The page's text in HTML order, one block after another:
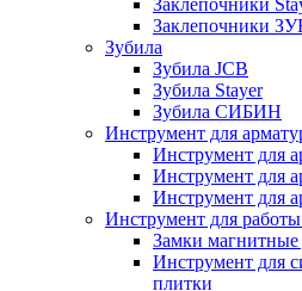
Заклепочники
Заклепочники
Зубила
Зубила JCB
Зубила Stayer
Зубила СИБИН
Инструмент для
Инструмент для
Инструмент для
Инструмент для
Инструмент для
Замки магнитные
Инструмент для
плитки